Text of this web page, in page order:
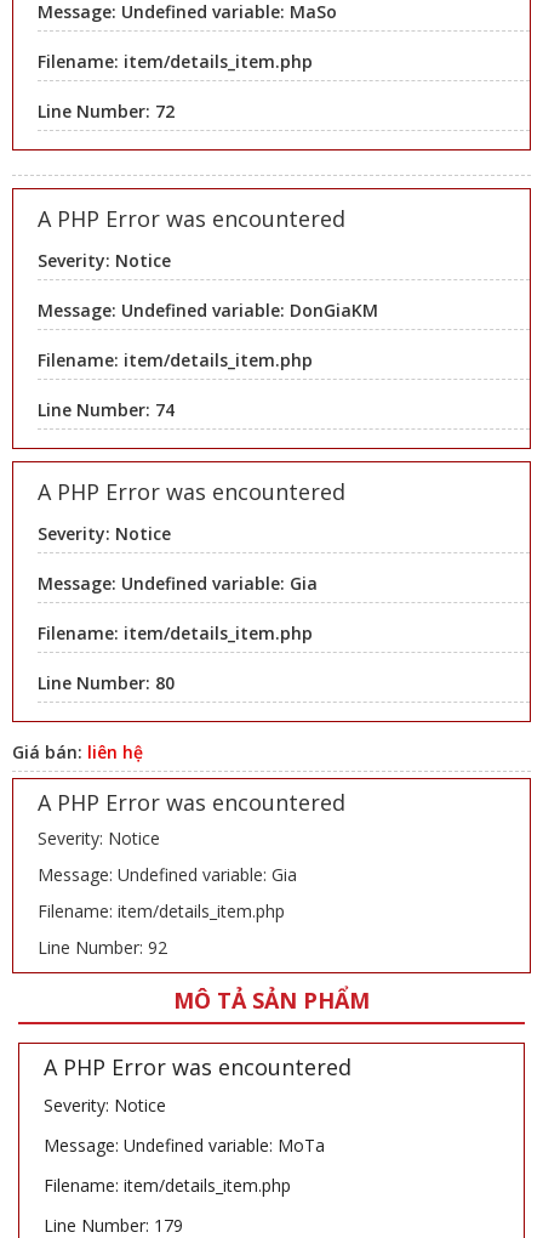
Message: Undefined variable: MaSo
Filename: item/details_item.php
Line Number: 72
A PHP Error was encountered
Severity: Notice
Message: Undefined variable: DonGiaKM
Filename: item/details_item.php
Line Number: 74
A PHP Error was encountered
Severity: Notice
Message: Undefined variable: Gia
Filename: item/details_item.php
Line Number: 80
Giá bán: liên hệ
A PHP Error was encountered
Severity: Notice
Message: Undefined variable: Gia
Filename: item/details_item.php
Line Number: 92
MÔ TẢ SẢN PHẨM
A PHP Error was encountered
Severity: Notice
Message: Undefined variable: MoTa
Filename: item/details_item.php
Line Number: 179